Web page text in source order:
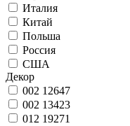
Италия
Китай
Польша
Россия
США
Декор
002 12647
002 13423
012 19271